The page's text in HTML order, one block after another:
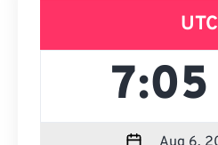
UTC